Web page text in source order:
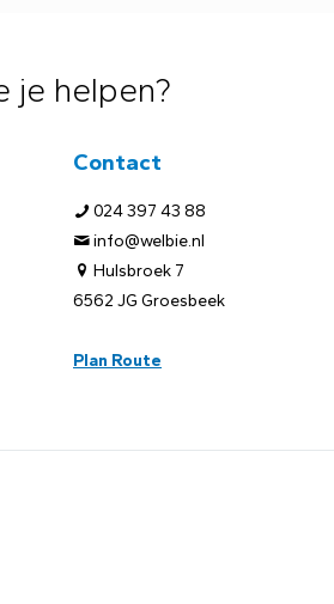
je helpen?
Contact
024 397 43 88
info@welbie.nl
Hulsbroek 7
6562 JG Groesbeek
Plan Route